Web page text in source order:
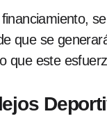
que se
que este